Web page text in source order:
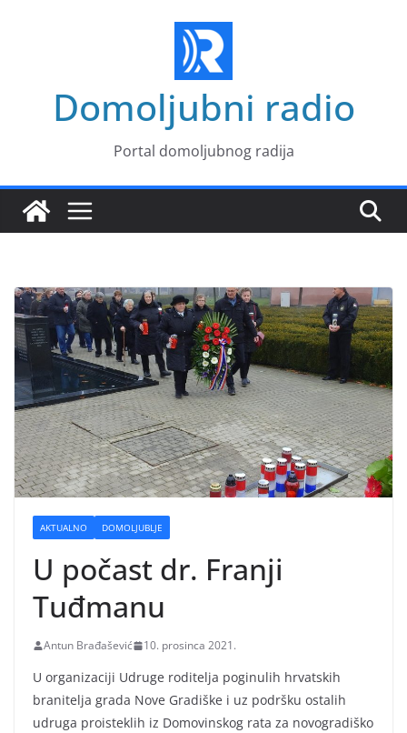
Domoljubni radio
Portal domoljubnog radija
AKTUALNO DOMOLJUBLJE
U počast dr. Franji
Tuđmanu
Antun Brađašević 10. prosinca 2021.
U organizaciji Udruge roditelja poginulih hrvatskih
branitelja grada Nove Gradiške i uz podršku ostalih
udruga proisteklih iz Domovinskog rata za novogradiško